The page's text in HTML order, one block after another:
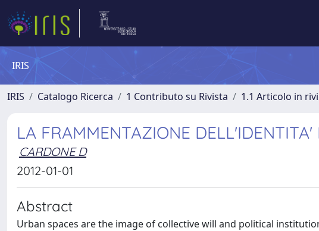
IRIS
IRIS Catalogo Ricerca 1 Contributo su Rivista 1.1 Articolo in
LA FRAMMENTAZIONE
CARDONE D
2012-01-01
Abstract
Urban spaces are the image of collective will and political